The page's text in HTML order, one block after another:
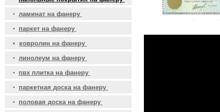
• ламинат на фанеру
• паркет на фанеру
•
ковролин на фанеру
• линолеум на фанеру
• пвх плитка на фанеру
• паркетная доска на фанеру
• половая доска на фанеру